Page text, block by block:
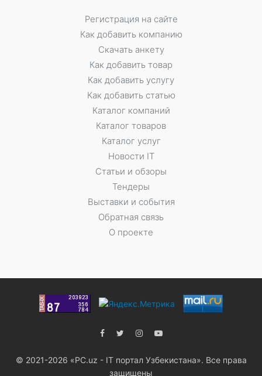
Регистрация на сайте
Как добавить компанию
Скачать анкету
Как добавить товар
Как добавить услугу
Как добавить статью
Каталог компаний
Каталог товаров
Каталог услуг
Новости IT
Статьи и обзоры
Тендеры
Выставки и события
Обратная связь
О проекте
© 2021-2026 «PC.uz - IT портал Узбекистана». Все права
защищены